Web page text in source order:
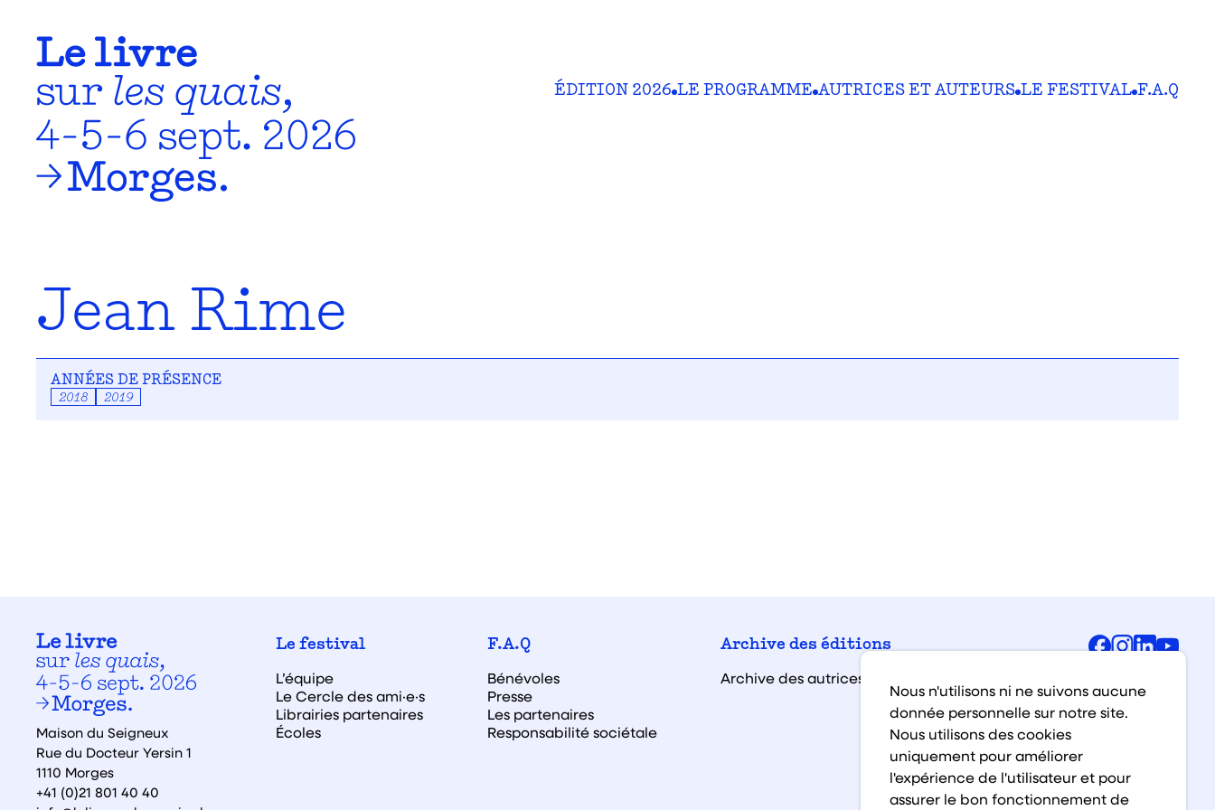
ÉDITION 2026 LE PROGRAMME AUTRICES ET AUTEURS LE FESTIVAL F.A.Q
Jean Rime
ANNÉES DE PRÉSENCE
2018 2019
Maison du Seigneux
Rue du Docteur Yersin 1
1110 Morges
+41 (0)21 801 40 40
Le festival
L’équipe
Le Cercle des ami·e·s
Librairies partenaires
Écoles
F.A.Q
Bénévoles
Presse
Les partenaires
Responsabilité sociétale
Archive des éditions
Archive des autrices et auteurs
Facebook
Nous n'utilisons ni ne suivons aucune
donnée personnelle sur notre site.
Nous utilisons des cookies
uniquement pour améliorer
l'expérience de l'utilisateur et pour
assurer le bon fonctionnement de